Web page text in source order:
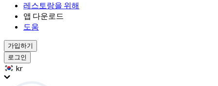
레스토랑을 위해
앱 다운로드
도움
가입하기
로그인
kr